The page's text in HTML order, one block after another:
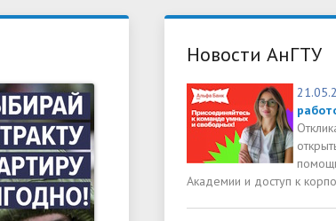
Новости АнГТУ
Академии и доступ к